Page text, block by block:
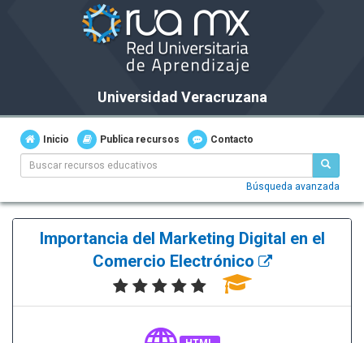
Universidad Veracruzana
Inicio Publica recursos Contacto
Búsqueda avanzada
Importancia del Marketing Digital en el
Comercio Electrónico